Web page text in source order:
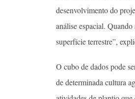
desenvolvimento do
análise espacial.
superfície terrestre”,
O cubo de dados pode
de determinada cultura